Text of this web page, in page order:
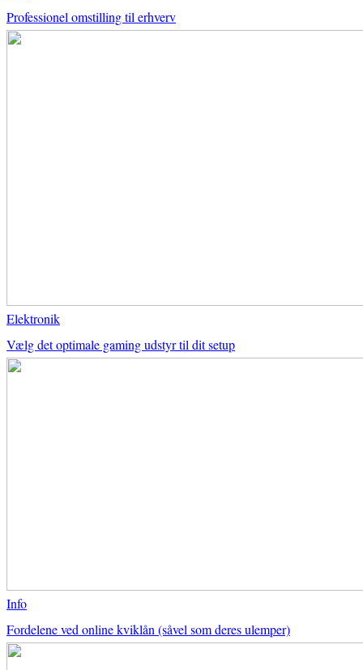
Professionel omstilling til erhverv
Elektronik
Vælg det optimale gaming udstyr til dit setup
Info
Fordelene ved online kviklån (såvel som deres ulemper)